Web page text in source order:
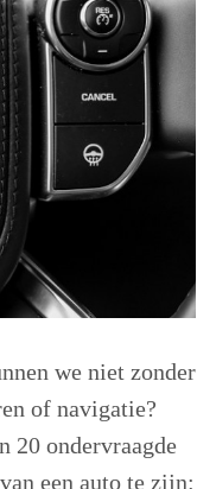
we niet zonder
of navigatie?
20 ondervraagde
een auto te zijn: